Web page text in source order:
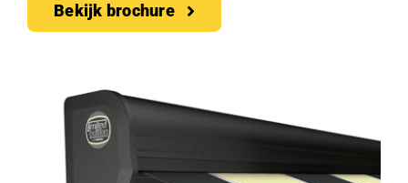
Bekijk brochure